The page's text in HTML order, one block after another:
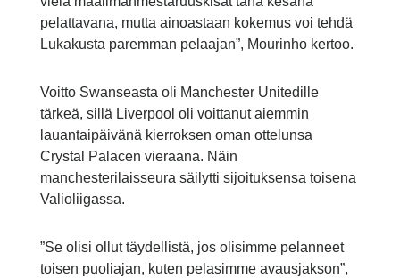
pelattavana, mutta ainoastaan kokemus voi tehdä
Lukakusta paremman pelaajan”, Mourinho kertoo.
Voitto Swanseasta oli Manchester Unitedille
tärkeä, sillä Liverpool oli voittanut aiemmin
lauantaipäivänä kierroksen oman ottelunsa
Crystal Palacen vieraana. Näin
manchesterilaisseura säilytti sijoituksensa toisena
Valioliigassa.
”Se olisi ollut täydellistä, jos olisimme pelanneet
toisen puoliajan, kuten pelasimme avausjakson”,